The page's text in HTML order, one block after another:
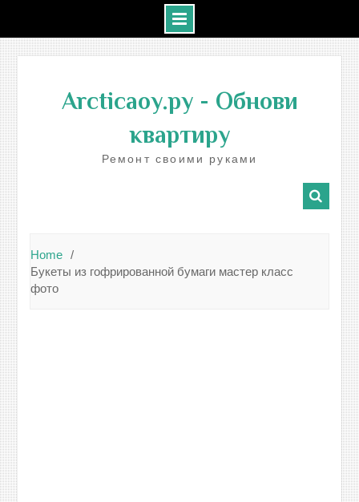
contentArcticaoy.ру- Обнови
квартиру
Ремонт своими руками
Home
Букеты из гофрированной бумаги мастер класс
фото